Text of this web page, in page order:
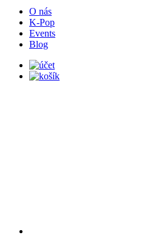
O nás
K-Pop
Events
Blog